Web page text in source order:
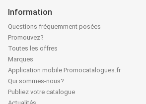
Information
Questions fréquemment posées
Promouvez?
Toutes les offres
Marques
Application mobile Promocatalogues.fr
Qui sommes-nous?
Publiez votre catalogue